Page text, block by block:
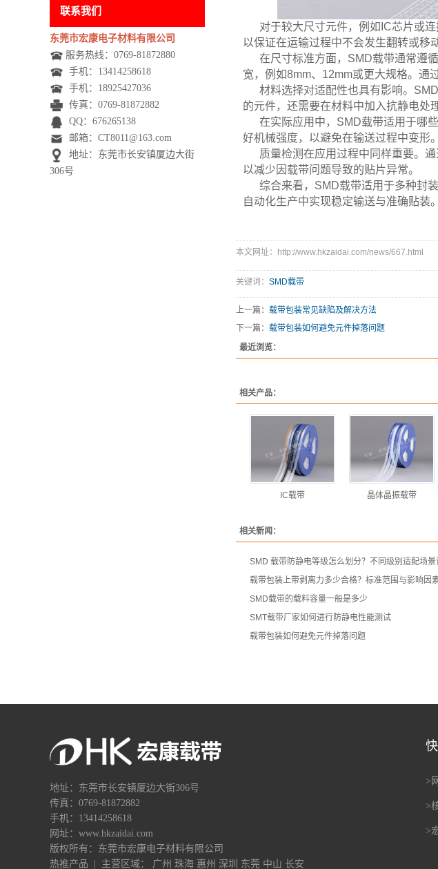
联系我们
东莞市宏康电子材料有限公司
服务热线：0769-81872880
手机： 13414258618
手机： 18925427036
传真：0769-81872882
QQ：676265138
邮箱：CT8011@163.com
地址：东莞市长安镇厦边大街
306号
对于较大尺寸元件，例如IC芯片或
以保证在运输过程中不会发生翻转或移
在尺寸标准方面，SMD载带通常遵
宽，例如8mm、12mm或更大规格。通
材料选择对适配性也具有影响。
的元件，还需要在材料中加入抗静电处
在实际应用中，SMD载带适用于哪
好机械强度，以避免在输送过程中变形
质量检测在应用过程中同样重要。
以减少因载带问题导致的贴片异常。
综合来看，SMD载带适用于多种封
自动化生产中实现稳定输送与准确贴装。
本文网址：http://www.hkzaidai.com/news/667.html
关键词： SMD载带
上一篇： 载带包装常见缺陷及解决方法
下一篇： 载带包装如何避免元件掉落问题
最近浏览：
相关产品：
IC载带 晶体晶振载带
相关新闻：
SMD 载带防静电等级怎么划分？不同级别适配场景
载带包装上带剥离力多少合格？标准范围与影响因
SMD载带的载料容量一般是多少
SMT载带厂家如何进行防静电性能测试
载带包装如何避免元件掉落问题
地址：东莞市长安镇厦边大街306号
传真：0769-81872882
手机：13414258618
网址：www.hkzaidai.com
版权所有：东莞市宏康电子材料有限公司
热推产品 | 主营区域： 广州 珠海 惠州 深圳 东莞 中山 长安
>
>
>